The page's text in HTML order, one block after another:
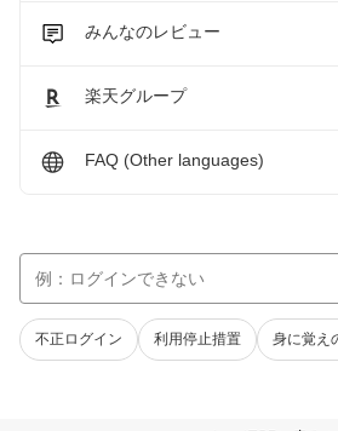
みんなのレビュー
楽天グループ
FAQ (Other languages)
不正ログイン 利用停止措置 身に覚え